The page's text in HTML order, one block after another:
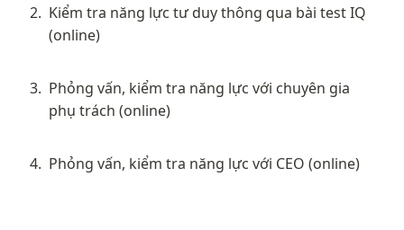
Kiểm tra năng lực tư duy thông qua bài test IQ
(online)
Phỏng vấn, kiểm tra năng lực với chuyên gia
phụ trách (online)
Phỏng vấn, kiểm tra năng lực với CEO (online)